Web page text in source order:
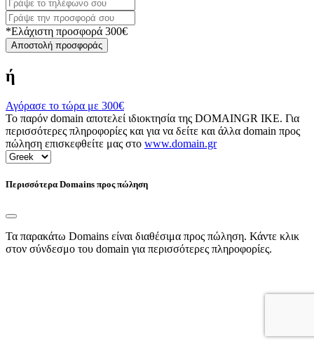
*Ελάχιστη προσφορά 300€
Αποστολή προσφοράς
ή
Αγόρασε το τώρα με 300€
Το παρόν domain αποτελεί ιδιοκτησία της DOMAINGR ΙΚΕ. Για
περισσότερες πληροφορίες και για να δείτε και άλλα domain προς
πώληση επισκεφθείτε μας στο www.domain.gr
Περισσότερα Domains προς πώληση
Τα παρακάτω Domains είναι διαθέσιμα προς πώληση. Κάντε κλικ
στον σύνδεσμο του domain για περισσότερες πληροφορίες.